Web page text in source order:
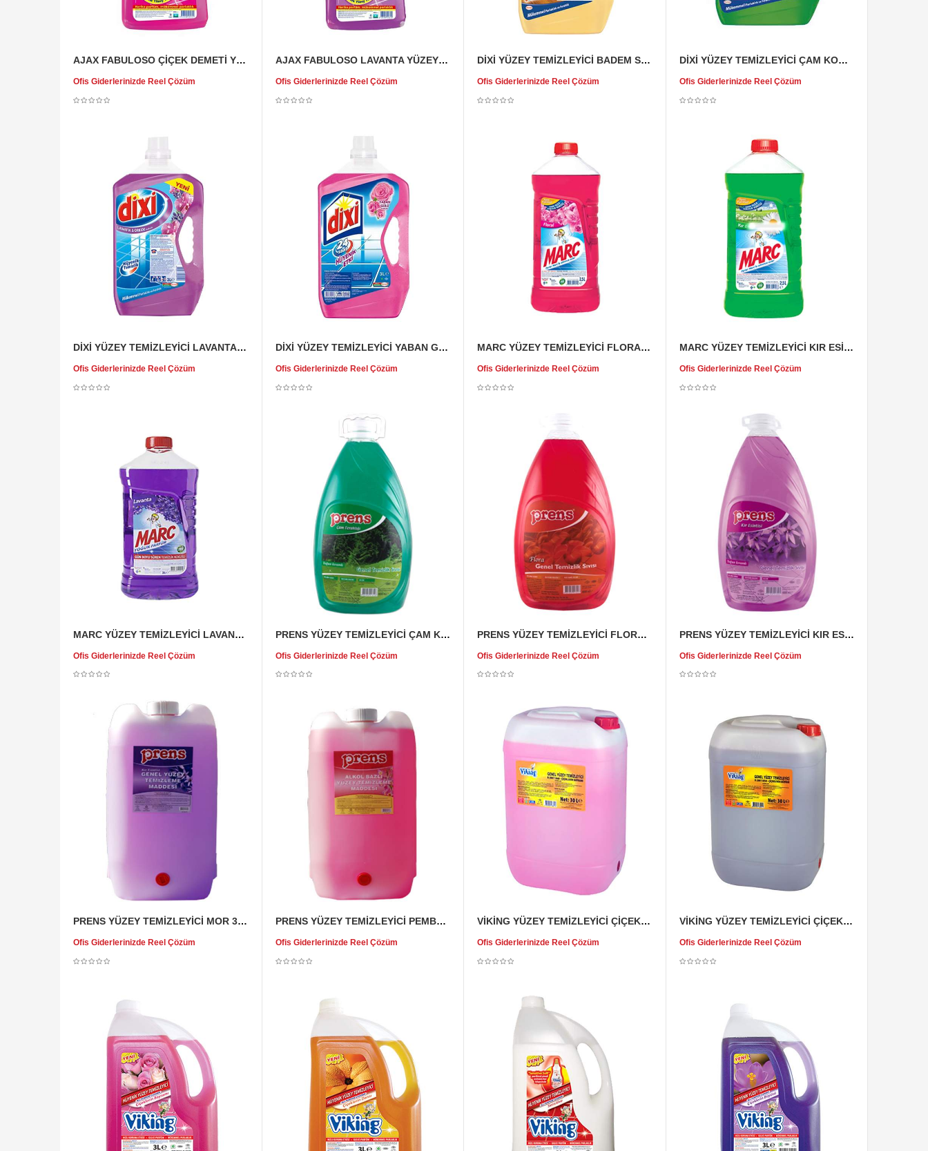
AJAX FABULOSO ÇİÇEK DEMETİ YÜZEY TEMİZLEYİCİ
Ofis Giderlerinizde Reel Çözüm
AJAX FABULOSO LAVANTA YÜZEY TEMİZLEYİCİ
Ofis Giderlerinizde Reel Çözüm
DİXİ YÜZEY TEMİZLEYİCİ BADEM SÜTÜ 3 LT
Ofis Giderlerinizde Reel Çözüm
DİXİ YÜZEY TEMİZLEYİCİ ÇAM KOKULU 3 LT
Ofis Giderlerinizde Reel Çözüm
DİXİ YÜZEY TEMİZLEYİCİ LAVANTA-ORKİDE 3 LT
Ofis Giderlerinizde Reel Çözüm
DİXİ YÜZEY TEMİZLEYİCİ YABAN GÜLÜ 3 LT
Ofis Giderlerinizde Reel Çözüm
MARC YÜZEY TEMİZLEYİCİ FLORAL 2,5 LT
Ofis Giderlerinizde Reel Çözüm
MARC YÜZEY TEMİZLEYİCİ KIR ESİNTİSİ 2,5 LT
Ofis Giderlerinizde Reel Çözüm
MARC YÜZEY TEMİZLEYİCİ LAVANTA 2,5 LT
Ofis Giderlerinizde Reel Çözüm
PRENS YÜZEY TEMİZLEYİCİ ÇAM KOKULU 4 LT
Ofis Giderlerinizde Reel Çözüm
PRENS YÜZEY TEMİZLEYİCİ FLORA 4 LT
Ofis Giderlerinizde Reel Çözüm
PRENS YÜZEY TEMİZLEYİCİ KIR ESİNTİSİ 4 LT
Ofis Giderlerinizde Reel Çözüm
PRENS YÜZEY TEMİZLEYİCİ MOR 30 KG
Ofis Giderlerinizde Reel Çözüm
PRENS YÜZEY TEMİZLEYİCİ PEMBE 30 KG
Ofis Giderlerinizde Reel Çözüm
VİKİNG YÜZEY TEMİZLEYİCİ ÇİÇEKLERİN BAYRAMI 30 KG
Ofis Giderlerinizde Reel Çözüm
VİKİNG YÜZEY TEMİZLEYİCİ ÇİÇEKLERİN BÜYÜSÜ 30 KG
Ofis Giderlerinizde Reel Çözüm